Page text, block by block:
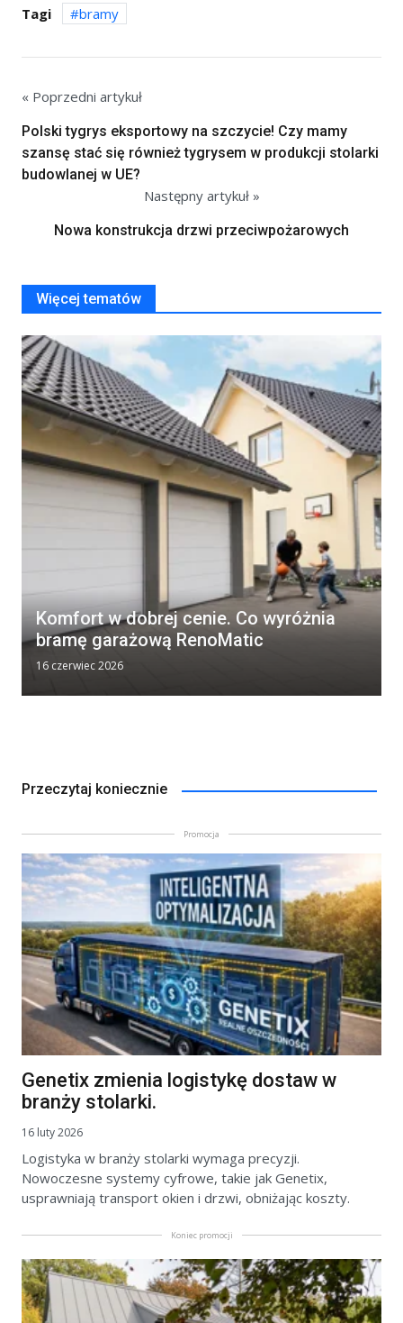
Tagi bramy
« Poprzedni artykuł
Polski tygrys eksportowy na szczycie! Czy mamy
szansę stać się również tygrysem w produkcji stolarki
budowlanej w UE?
Następny artykuł »
Nowa konstrukcja drzwi przeciwpożarowych
Więcej tematów
Komfort w dobrej cenie. Co wyróżnia
bramę garażową RenoMatic
16 czerwiec 2026
Przeczytaj koniecznie
Promocja
Genetix zmienia logistykę dostaw w
branży stolarki.
16 luty 2026
Logistyka w branży stolarki wymaga precyzji.
Nowoczesne systemy cyfrowe, takie jak Genetix,
usprawniają transport okien i drzwi, obniżając koszty.
Koniec promocji